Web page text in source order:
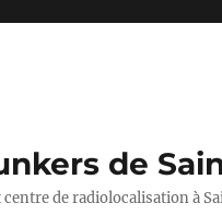
de
de radiolocalisation à